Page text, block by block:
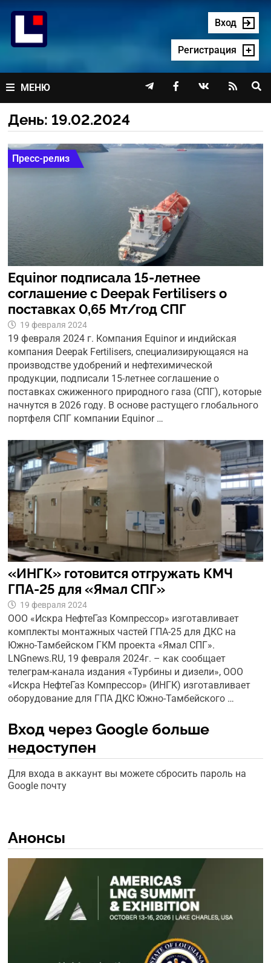
содержимому
Вход
Регистрация
МЕНЮ    
День: 19.02.2024
Пресс-релиз
Equinor подписала 15-летнее
соглашение с Deepak Fertilisers о
поставках 0,65 Мт/год СПГ
19 февраля 2024
19 февраля 2024 г. Компания Equinor и индийская
компания Deepak Fertilisers, специализирующаяся на
производстве удобрений и нефтехимической
продукции, подписали 15-летнее соглашение о
поставках сжиженного природного газа (СПГ), которые
начнутся в 2026 году. В основе растущего глобального
портфеля СПГ компании Equinor …
«ИНГК» готовится отгружать КМЧ
ГПА-25 для «Ямал СПГ»
19 февраля 2024
ООО «Искра НефтеГаз Компрессор» изготавливает
комплекты монтажных частей ГПА-25 для ДКС на
Южно-Тамбейском ГКМ проекта «Ямал СПГ».
LNGnews.RU, 19 февраля 2024г. – как сообщает
телеграм-канала издания «Турбины и дизели», ООО
«Искра НефтеГаз Компрессор» (ИНГК) изготавливает
оборудование для ГПА ДКС Южно-Тамбейского …
Вход через Google больше
недоступен
Для входа в аккаунт вы можете сбросить пароль на
Google почту
Анонсы